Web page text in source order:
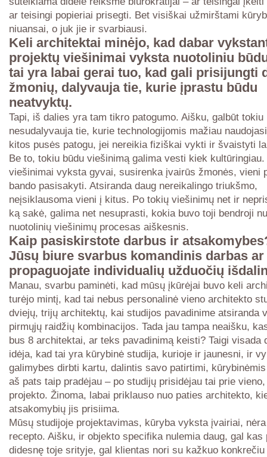
ar teisingi popieriai prisegti. Bet visiškai užmirštami
niuansai, o juk jie ir svarbiausi.
Keli architektai minėjo, kad dabar
projektų viešinimai vyksta nuotoliniu
tai yra labai gerai tuo, kad gali prisijungti
žmonių, dalyvauja tie, kurie įprastu būdu
neatvyktų.
Tapi, iš dalies yra tam tikro patogumo. Aišku, galbūt tokiu
nesudalyvauja tie, kurie technologijomis mažiau
kitos pusės patogu, jei nereikia fiziškai vykti ir švaistyti
Be to, tokiu būdu viešinimą galima vesti kiek kultūringiau.
viešinimai vyksta gyvai, susirenka įvairūs žmonės, vieni
bando pasisakyti. Atsiranda daug nereikalingo triukšmo,
neįsiklausoma vieni į kitus. Po tokių viešinimų net ir
ką sakė, galima net nesuprasti, kokia buvo toji bendroji
nuotolinių viešinimų procesas aiškesnis.
Kaip pasiskirstote darbus ir
Jūsų biure svarbus komandinis darbas ar
propaguojate individualių užduočių
Manau, svarbu paminėti, kad mūsų įkūrėjai buvo keli
turėjo mintį, kad tai nebus personalinė vieno architekto
dviejų, trijų architektų, kai studijos pavadinime atsiranda
pirmųjų raidžių kombinacijos. Tada jau tampa neaišku,
bus 8 architektai, ar teks pavadinimą keisti? Taigi visada
idėja, kad tai yra kūrybinė studija, kurioje ir jaunesni, ir
galimybes dirbti kartu, dalintis savo patirtimi,
aš pats taip pradėjau – po studijų prisidėjau tai prie
projekto. Žinoma, labai priklauso nuo paties architekto,
atsakomybių jis prisiima.
Mūsų studijoje projektavimas, kūryba vyksta įvairiai,
recepto. Aišku, ir objekto specifika nulemia daug, gal kas
didesnę toje srityje, gal klientas nori su kažkuo